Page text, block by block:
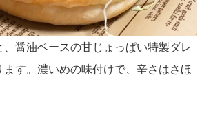
醤油ベースの甘じょっぱい特製ダレ
ます。濃いめの味付けで、辛さはさほ